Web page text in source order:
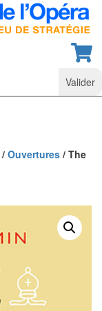
/ Ouvertures / The